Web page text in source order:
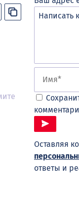
Оставляя
ответы и